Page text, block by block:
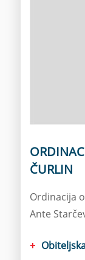
ČURLIN
Ordinacija
Ante